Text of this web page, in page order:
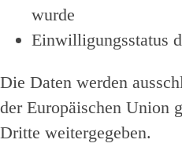
wurde
Einwilligungsstatus
Die Daten werden
der Europäischen Union
Dritte weitergegeben.